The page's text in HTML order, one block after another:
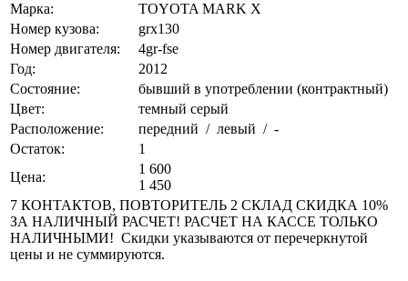
Марка:
TOYOTA MARK X
Номер кузова:
grx130
Номер двигателя:
4gr-fse
Год:
2012
Состояние:
бывший в употреблении (контрактный)
Цвет:
темный серый
Расположение:
передний / левый / -
Остаток:
1
Цена:
1 600
1 450
7 КОНТАКТОВ, ПОВТОРИТЕЛЬ 2 СКЛАД СКИДКА 10%
ЗА НАЛИЧНЫЙ РАСЧЕТ! РАСЧЕТ НА КАССЕ ТОЛЬКО
НАЛИЧНЫМИ! Скидки указываются от перечеркнутой
цены и не суммируются.